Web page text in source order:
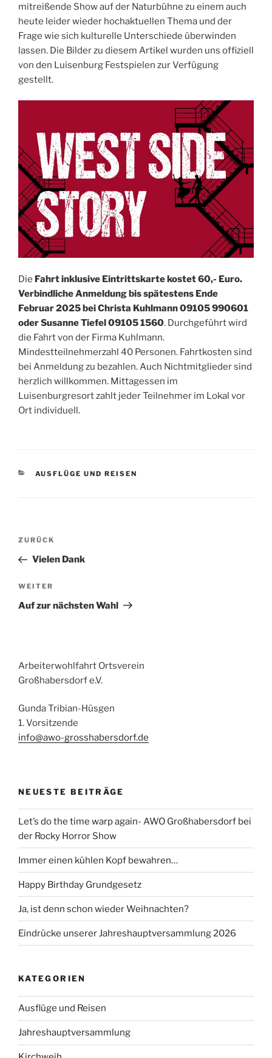
mitreißende Show auf der Naturbühne zu einem auch
heute leider wieder hochaktuellen Thema und der
Frage wie sich kulturelle Unterschiede überwinden
lassen. Die Bilder zu diesem Artikel wurden uns offiziell
von den Luisenburg Festspielen zur Verfügung
gestellt.
Die Fahrt inklusive Eintrittskarte kostet 60,- Euro.
Verbindliche Anmeldung bis spätestens Ende
Februar 2025 bei Christa Kuhlmann 09105 990601
oder Susanne Tiefel 09105 1560. Durchgeführt wird
die Fahrt von der Firma Kuhlmann.
Mindestteilnehmerzahl 40 Personen. Fahrtkosten sind
bei Anmeldung zu bezahlen. Auch Nichtmitglieder sind
herzlich willkommen. Mittagessen im
Luisenburgresort zahlt jeder Teilnehmer im Lokal vor
Ort individuell.
KATEGORIEN
AUSFLÜGE UND REISEN
Beitragsnavigation
Vorheriger
Beitrag
ZURÜCK
Vielen Dank
Nächster
Beitrag
WEITER
Auf zur nächsten Wahl
Arbeiterwohlfahrt Ortsverein
Großhabersdorf e.V.
Gunda Tribian-Hüsgen
1. Vorsitzende
info@awo-grosshabersdorf.de
NEUESTE BEITRÄGE
Let’s do the time warp again- AWO Großhabersdorf bei
der Rocky Horror Show
Immer einen kühlen Kopf bewahren…
Happy Birthday Grundgesetz
Ja, ist denn schon wieder Weihnachten?
Eindrücke unserer Jahreshauptversammlung 2026
KATEGORIEN
Ausflüge und Reisen
Jahreshauptversammlung